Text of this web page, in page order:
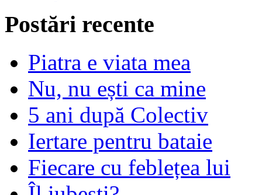
Postări recente
Piatra e viata mea
Nu, nu ești ca mine
5 ani după Colectiv
Iertare pentru bataie
Fiecare cu feblețea lui